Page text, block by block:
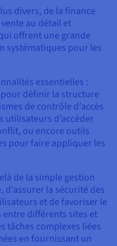
divers, de la finance
au détail et
offrent une grande
systématiques pour les
essentielles :
définir la structure
de contrôle d’accès
d’accéder
ou encore outils
pour faire appliquer les
de la simple gestion
la sécurité des
et de favoriser le
entre différents sites et
tâches complexes liées
en fournissant un